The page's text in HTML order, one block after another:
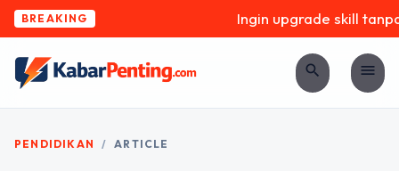
BREAKING Ingin upgrade skill
search menu
PENDIDIKAN / ARTICLE